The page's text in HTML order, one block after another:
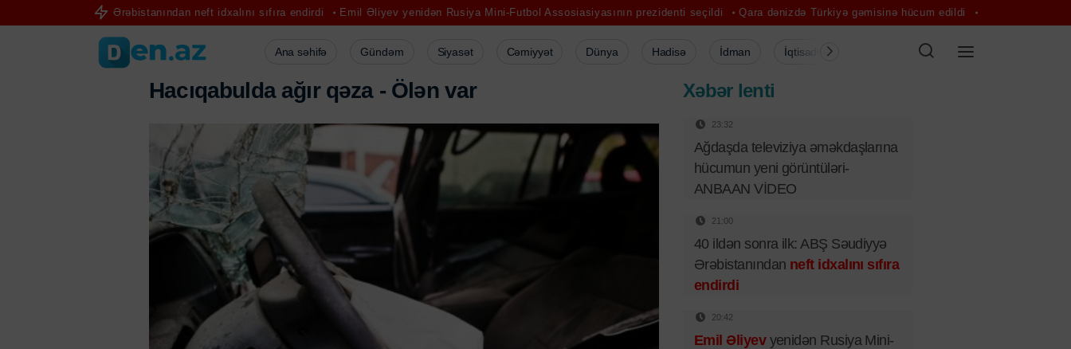
Ərəbistanından neft idxalını sıfıra endirdi Emil Əliyev yenidən Rusiya Mini-Futbol Assosiasiyasının prezidenti seçildi Qara dənizdə Türkiyə gəmisinə hücum edildi ABŞ-nin maliyyə nəhəngləri
Ana səhifə Gündəm Siyasət Cəmiyyət Dünya Hadisə İdman İqtisadiyyat Şou-biznes Müsahibə
Hacıqabulda ağır qəza - Ölən var Xəbər lenti
23:32
Ağdaşda televiziya əməkdaşlarına
hücumun yeni görüntüləri-
ANBAAN VİDEO
21:00
40 ildən sonra ilk: ABŞ Səudiyyə
Ərəbistanından neft idxalını sıfıra
endirdi
20:42
Emil Əliyevyenidən Rusiya Mini-